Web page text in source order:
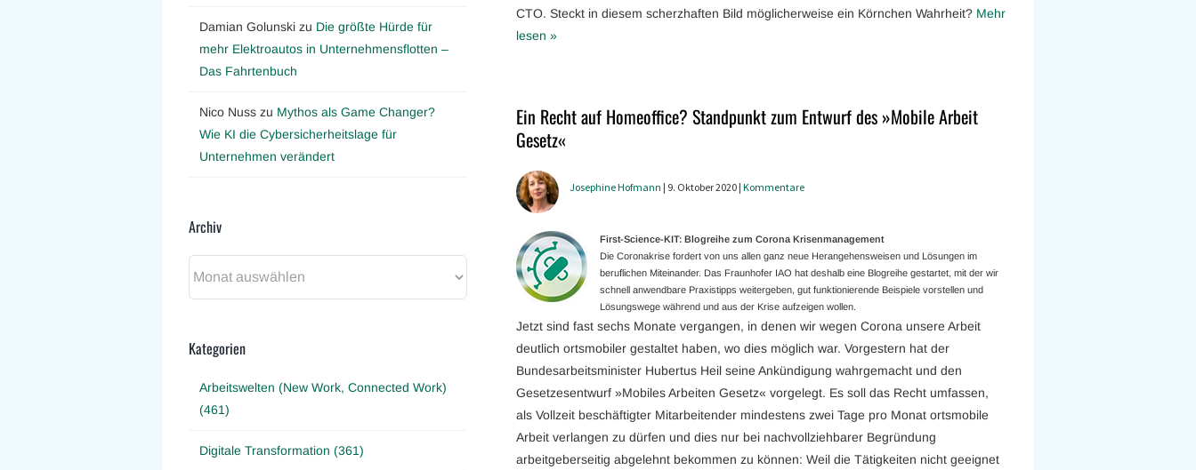
CTO. Steckt in diesem scherzhaften Bild möglicherweise ein Körnchen Wahrheit? Mehr
lesen »
Ein Recht auf Homeoffice? Standpunkt zum Entwurf des »Mobile Arbeit
Gesetz«
Josephine Hofmann | 9. Oktober 2020 | Kommentare
First-Science-KIT: Blogreihe zum Corona Krisenmanagement
Die Coronakrise fordert von uns allen ganz neue Herangehensweisen und Lösungen im
beruflichen Miteinander. Das Fraunhofer IAO hat deshalb eine Blogreihe gestartet, mit der wir
schnell anwendbare Praxistipps weitergeben, gut funktionierende Beispiele vorstellen und
Lösungswege während und aus der Krise aufzeigen wollen.
Jetzt sind fast sechs Monate vergangen, in denen wir wegen Corona unsere Arbeit
deutlich ortsmobiler gestaltet haben, wo dies möglich war. Vorgestern hat der
Bundesarbeitsminister Hubertus Heil seine Ankündigung wahrgemacht und den
Gesetzesentwurf »Mobiles Arbeiten Gesetz« vorgelegt. Es soll das Recht umfassen,
als Vollzeit beschäftigter Mitarbeitender mindestens zwei Tage pro Monat ortsmobile
Arbeit verlangen zu dürfen und dies nur bei nachvollziehbarer Begründung
arbeitgeberseitig abgelehnt bekommen zu können: Weil die Tätigkeiten nicht geeignet
Damian Golunski zu Die größte Hürde für
mehr Elektroautos in Unternehmensflotten –
Das Fahrtenbuch
Nico Nuss zu Mythos als Game Changer?
Wie KI die Cybersicherheitslage für
Unternehmen verändert
Archiv
Kategorien
Arbeitswelten (New Work, Connected Work)
(461)
Digitale Transformation (361)